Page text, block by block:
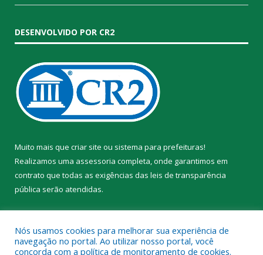
DESENVOLVIDO POR CR2
Muito mais que criar site ou sistema para prefeituras!
Realizamos uma assessoria completa, onde garantimos em
contrato que todas as exigências das leis de transparência
pública serão atendidas.
Nós usamos cookies para melhorar sua experiência de
navegação no portal. Ao utilizar nosso portal, você
concorda com a política de monitoramento de cookies.